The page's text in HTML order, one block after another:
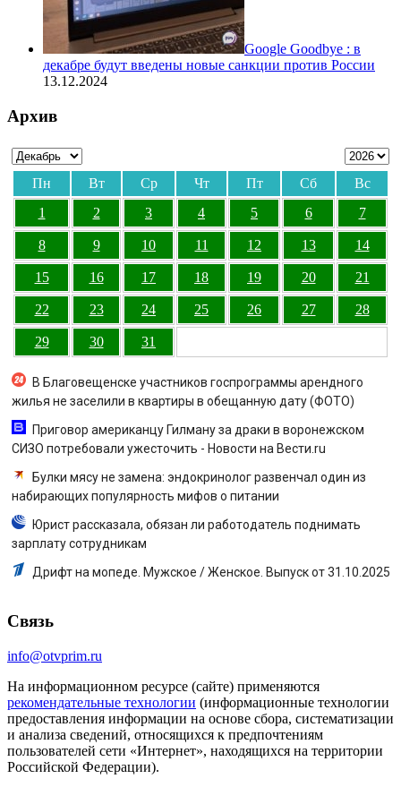
Google Goodbye : в
декабре будут введены новые санкции против России
13.12.2024
Архив
Пн Вт Ср Чт Пт Сб
Вс
1
2 3 4 5 6 7
8 9 10 11 12 13 14
15 16 17 18 19 20 21
22 23 24 25 26 27 28
29 30 31
В Благовещенске участников госпрограммы арендного
жилья не заселили в квартиры в обещанную дату (ФОТО)
Приговор американцу Гилману за драки в воронежском
СИЗО потребовали ужесточить - Новости на Вести.ru
Булки мясу не замена: эндокринолог развенчал один из
набирающих популярность мифов о питании
Юрист рассказала, обязан ли работодатель поднимать
зарплату сотрудникам
Дрифт на мопеде. Мужское / Женское. Выпуск от 31.10.2025
Связь
info@otvprim.ru
На информационном ресурсе (сайте) применяются
рекомендательные технологии (информационные технологии
предоставления информации на основе сбора, систематизации
и анализа сведений, относящихся к предпочтениям
пользователей сети «Интернет», находящихся на территории
Российской Федерации).